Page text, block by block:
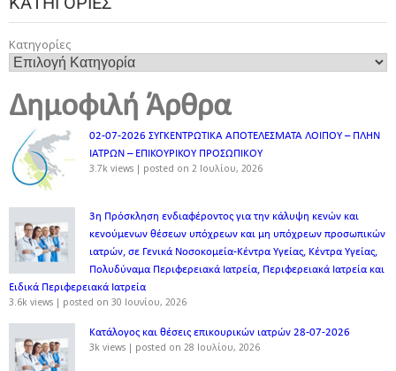
Κατηγορίες
Δημοφιλή Άρθρα
02-07-2026 ΣΥΓΚΕΝΤΡΩΤΙΚΑ ΑΠΟΤΕΛΕΣΜΑΤΑ ΛΟΙΠΟΥ – ΠΛΗΝ
ΙΑΤΡΩΝ – ΕΠΙΚΟΥΡΙΚΟΥ ΠΡΟΣΩΠΙΚOY
3.7k views | posted on 2 Ιουλίου, 2026
3η Πρόσκληση ενδιαφέροντος για την κάλυψη κενών και
κενούμενων θέσεων υπόχρεων και μη υπόχρεων προσωπικών
ιατρών, σε Γενικά Νοσοκομεία-Κέντρα Υγείας, Κέντρα Υγείας,
Πολυδύναμα Περιφερειακά Ιατρεία, Περιφερειακά Ιατρεία και
Ειδικά Περιφερειακά Ιατρεία
3.6k views | posted on 30 Ιουνίου, 2026
Κατάλογος και θέσεις επικουρικών ιατρών 28-07-2026
3k views | posted on 28 Ιουλίου, 2026